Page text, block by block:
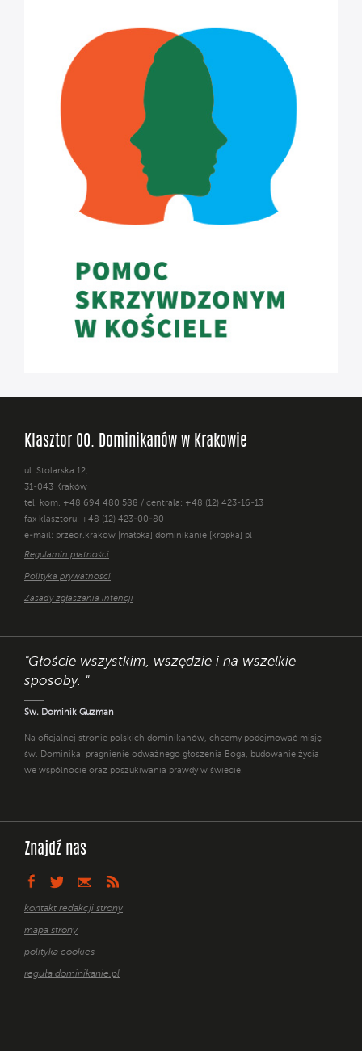
Klasztor OO. Dominikanów w Krakowie
ul. Stolarska 12,
31-043 Kraków
tel. kom. +48 694 480 588 / centrala: +48 (12) 423-16-13
fax klasztoru: +48 (12) 423-00-80
e-mail: przeor.krakow [małpka] dominikanie [kropka] pl
Regulamin płatności
Polityka prywatności
Zasady zgłaszania intencji
"Głoście wszystkim, wszędzie i na wszelkie
sposoby. "
Św. Dominik Guzman
Na oficjalnej stronie polskich dominikanów, chcemy podejmować misję
św. Dominika: pragnienie odważnego głoszenia Boga, budowanie życia
we wspólnocie oraz poszukiwania prawdy w świecie.
Znajdź nas
kontakt redakcji strony
mapa strony
polityka cookies
reguła dominikanie.pl